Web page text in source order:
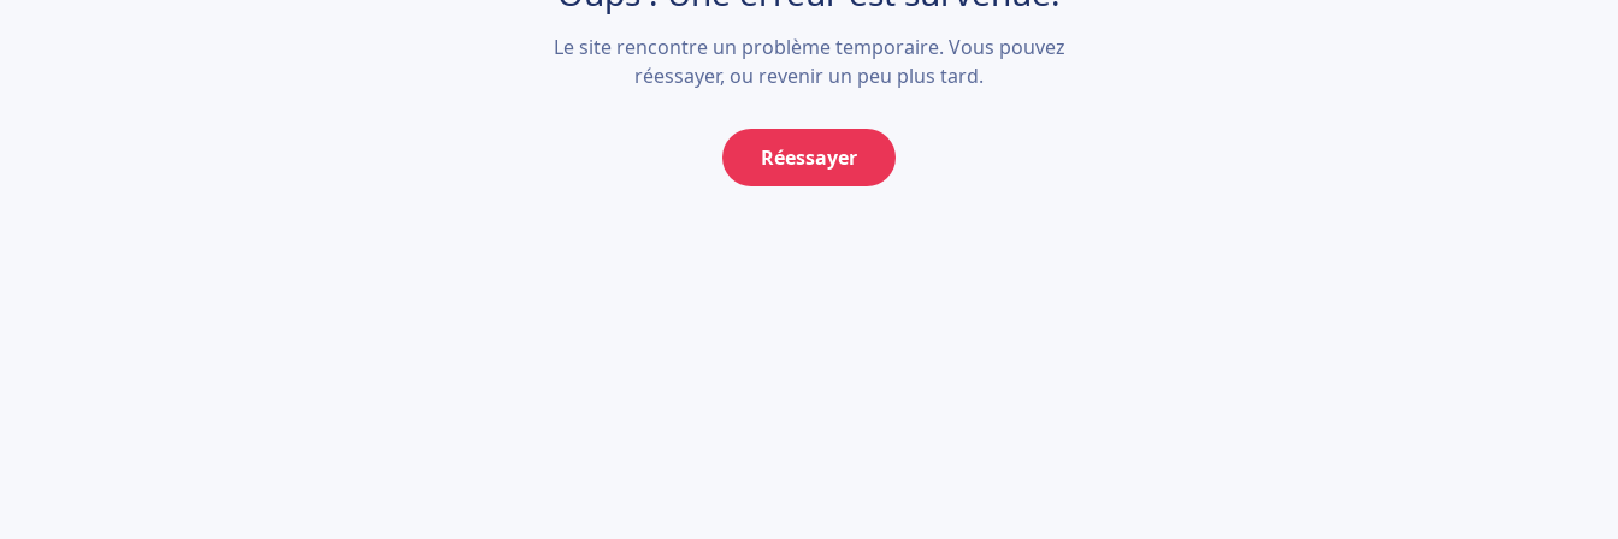
Le site rencontre un problème temporaire. Vous pouvez
réessayer, ou revenir un peu plus tard.
Réessayer